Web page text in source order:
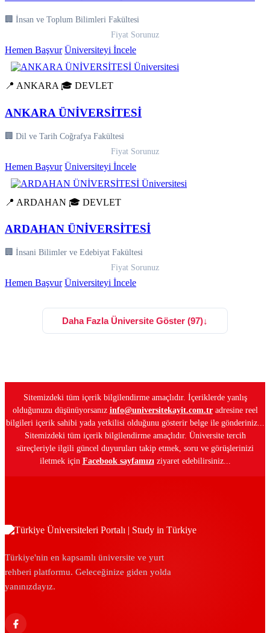
🏢 İnsan ve Toplum Bilimleri Fakültesi
Fiyat Sorunuz
Hemen Başvur Üniversiteyi İncele
📍 ANKARA 🎓 DEVLET
ANKARA ÜNİVERSİTESİ
🏢 Dil ve Tarih Coğrafya Fakültesi
Fiyat Sorunuz
Hemen Başvur Üniversiteyi İncele
📍 ARDAHAN 🎓 DEVLET
ARDAHAN ÜNİVERSİTESİ
🏢 İnsani Bilimler ve Edebiyat Fakültesi
Fiyat Sorunuz
Hemen Başvur Üniversiteyi İncele
Daha Fazla Üniversite Göster (97)↓
Sitemizdeki tüm içerik bilgilendirme amaçlıdır. İçeriklerde yanlış
olduğunuzu düşünüyorsanız info@universitekayit.com.tradresine reel
bilgileri içerik sahibi yada yetkilisi olduğunu gösterir belge ile gönderiniz...
Sitemizdeki tüm içerik bilgilendirme amaçlıdır. Üniversite tercih
süreçleriyle ilgili güncel duyuruları takip etmek, soru ve görüşlerinizi
iletmek için Facebook sayfamızı ziyaret edebilirsiniz...
Türkiye'nin en kapsamlı üniversite ve yurt
rehberi platformu. Geleceğinize giden yolda
yanınızdayız.